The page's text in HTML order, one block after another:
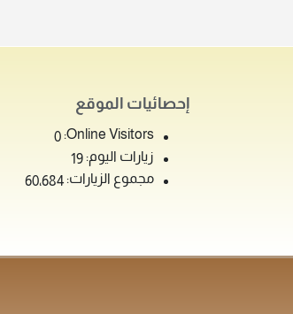
إحصائيات الموقع
Online Visitors:
0
زيارات اليوم: 19
مجموع الزيارات: 60٬684